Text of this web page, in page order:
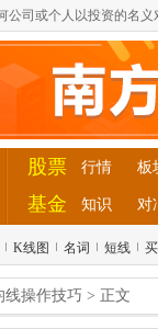
公司或个人以投资的名
股票 行情 板
基金 知识 对
K线图 名词 短线
线操作技巧 > 正文